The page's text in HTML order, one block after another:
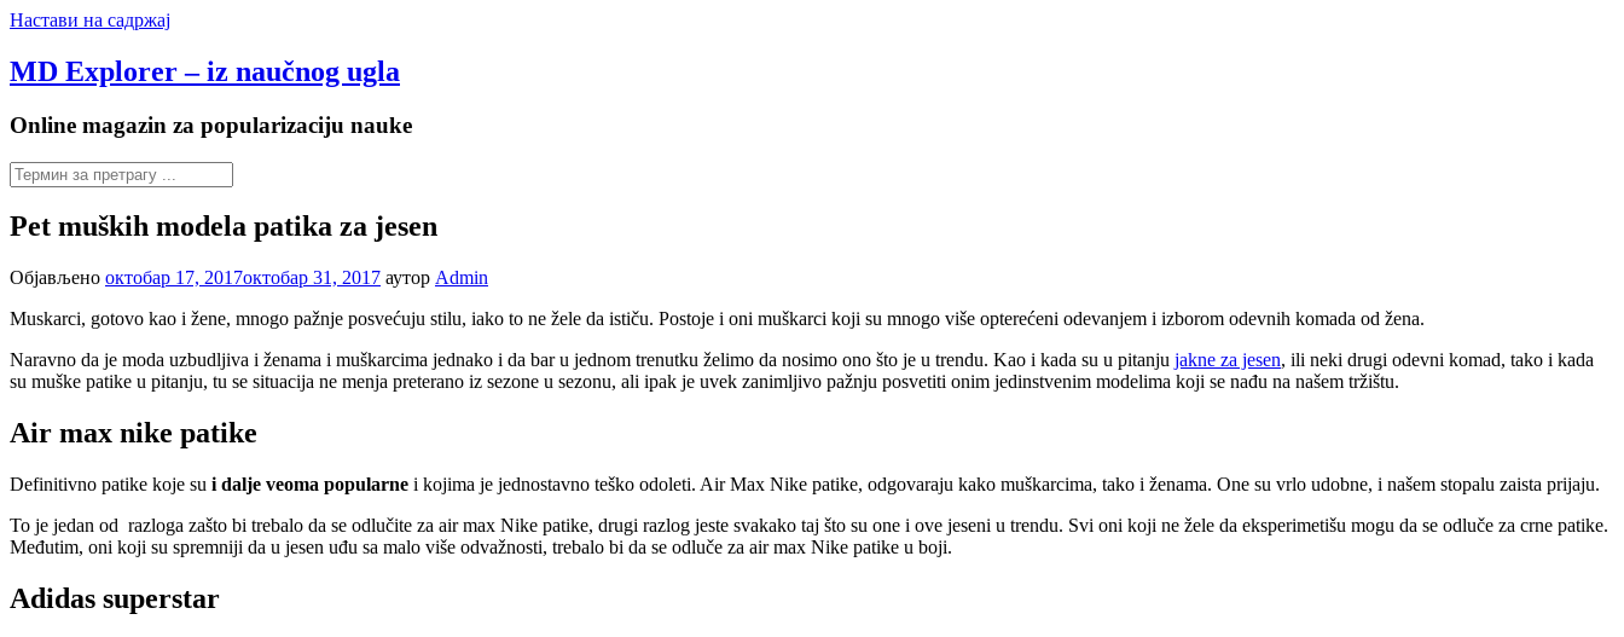
Настави на садржај
MD Explorer – iz naučnog ugla
Online magazin za popularizaciju nauke
Pet muških modela patika za jesen
Објављено октобар 17, 2017октобар 31, 2017 аутор Admin
Muskarci, gotovo kao i žene, mnogo pažnje posvećuju stilu, iako to ne žele da ističu. Postoje i oni muškarci koji su mnogo više opterećeni odevanjem i izborom odevnih komada od žena.
Naravno da je moda uzbudljiva i ženama i muškarcima jednako i da bar u jednom trenutku želimo da nosimo ono što je u trendu. Kao i kada su u pitanju jakne za jesen, ili neki drugi odevni komad, tako i kada
su muške patike u pitanju, tu se situacija ne menja preterano iz sezone u sezonu, ali ipak je uvek zanimljivo pažnju posvetiti onim jedinstvenim modelima koji se nađu na našem tržištu.
Air max nike patike
Definitivno patike koje su i dalje veoma popularne i kojima je jednostavno teško odoleti. Air Max Nike patike, odgovaraju kako muškarcima, tako i ženama. One su vrlo udobne, i našem stopalu zaista prijaju.
To je jedan od razloga zašto bi trebalo da se odlučite za air max Nike patike, drugi razlog jeste svakako taj što su one i ove jeseni u trendu. Svi oni koji ne žele da eksperimetišu mogu da se odluče za crne patike.
Međutim, oni koji su spremniji da u jesen uđu sa malo više odvažnosti, trebalo bi da se odluče za air max Nike patike u boji.
Adidas superstar